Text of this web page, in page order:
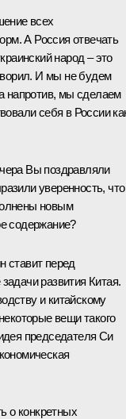
всех
А Россия отвечать
народ – это
И мы не будем
напротив, мы сделаем
себя в России
Вы поздравляли
уверенность, что
новым
содержание?
ставит перед
развития Китая.
и китайскому
вещи такого
председателя Си
о конкретных